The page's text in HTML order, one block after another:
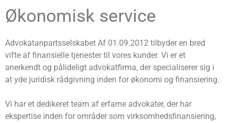
Økonomisk service
Advokatanpartsselskabet Af 01.09.2012 tilbyder en bred
vifte af finansielle tjenester til vores kunder. Vi er et
anerkendt og pålideligt advokatfirma, der specialiserer sig i
at yde juridisk rådgivning inden for økonomi og finansiering.
Vi har et dedikeret team af erfarne advokater, der har
ekspertise inden for områder som virksomhedsfinansiering,